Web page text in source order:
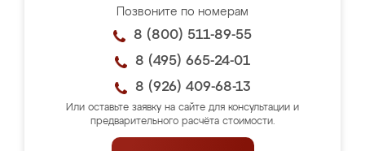
Позвоните по номерам
8 (800) 511-89-55
8 (495) 665-24-01
8 (926) 409-68-13
Или оставьте заявку на сайте для консультации и
предварительного расчёта стоимости.